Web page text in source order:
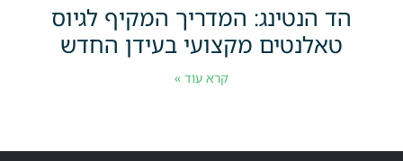
הד הנטינג: המדריך המקיף לגיוס
טאלנטים מקצועי בעידן החדש
קרא עוד »